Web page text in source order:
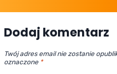
Dodaj komentarz
Twój adres email nie zostanie
oznaczone *